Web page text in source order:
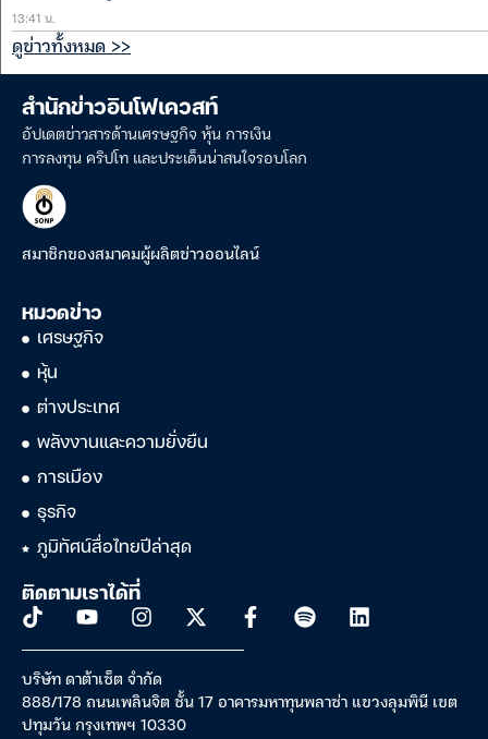
13:41 น.
ดูข่าวทั้งหมด >>
สำนักข่าวอินโฟเควสท์
อัปเดตข่าวสารด้านเศรษฐกิจ หุ้น การเงิน
การลงทุน คริปโท และประเด็นน่าสนใจรอบโลก
สมาชิกของสมาคมผู้ผลิตข่าวออนไลน์
หมวดข่าว
เศรษฐกิจ
หุ้น
ต่างประเทศ
พลังงานและความยั่งยืน
การเมือง
ธุรกิจ
ภูมิทัศน์สื่อไทยปีล่าสุด
ติดตามเราได้ที่
บริษัท ดาต้าเซ็ต จำกัด
888/178 ถนนเพลินจิต ชั้น 17 อาคารมหาทุนพลาซ่า แขวงลุมพินี เขต
ปทุมวัน กรุงเทพฯ 10330